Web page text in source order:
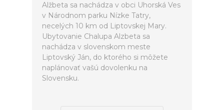
Alžbeta sa nachádza v obci Uhorská Ves
v Národnom parku Nízke Tatry,
necelých 10 km od Liptovskej Mary.
Ubytovanie Chalupa Alzbeta sa
nachádza v slovenskom meste
Liptovský Ján, do ktorého si môžete
naplánovať vašú dovolenku na
Slovensku.